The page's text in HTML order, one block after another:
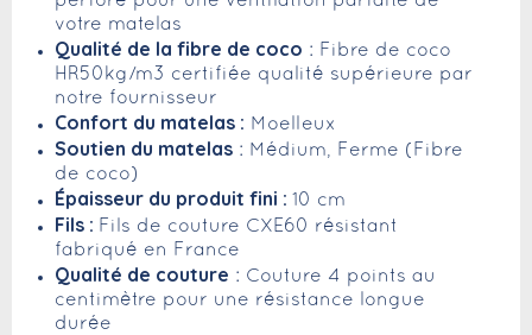
votre matelas
Qualité de la fibre de coco : Fibre de coco
HR50kg/m3 certifiée qualité supérieure par
notre fournisseur
Confort du matelas : Moelleux
Soutien du matelas : Médium, Ferme (Fibre
de coco)
Épaisseur du produit fini : 10 cm
Fils : Fils de couture CXE60 résistant
fabriqué en France
Qualité de couture : Couture 4 points au
centimètre pour une résistance longue
durée